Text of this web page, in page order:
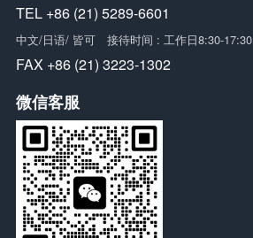
TEL +86 (21) 5289-6601
中文/日语/ 皆可 接待时间 : 工作日8:30-17:30
FAX +86 (21) 3223-1302
微信客服